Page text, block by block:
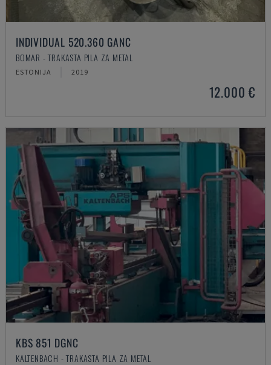
INDIVIDUAL 520.360 GANC
BOMAR - TRAKASTA PILA ZA METAL
ESTONIJA 2019
12.000 €
KBS 851 DGNC
KALTENBACH - TRAKASTA PILA ZA METAL